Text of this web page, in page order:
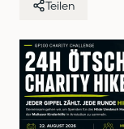
Teilen